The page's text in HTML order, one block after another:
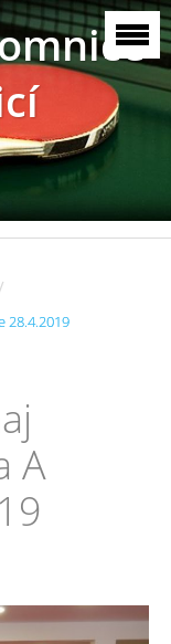
28.4.2019
A